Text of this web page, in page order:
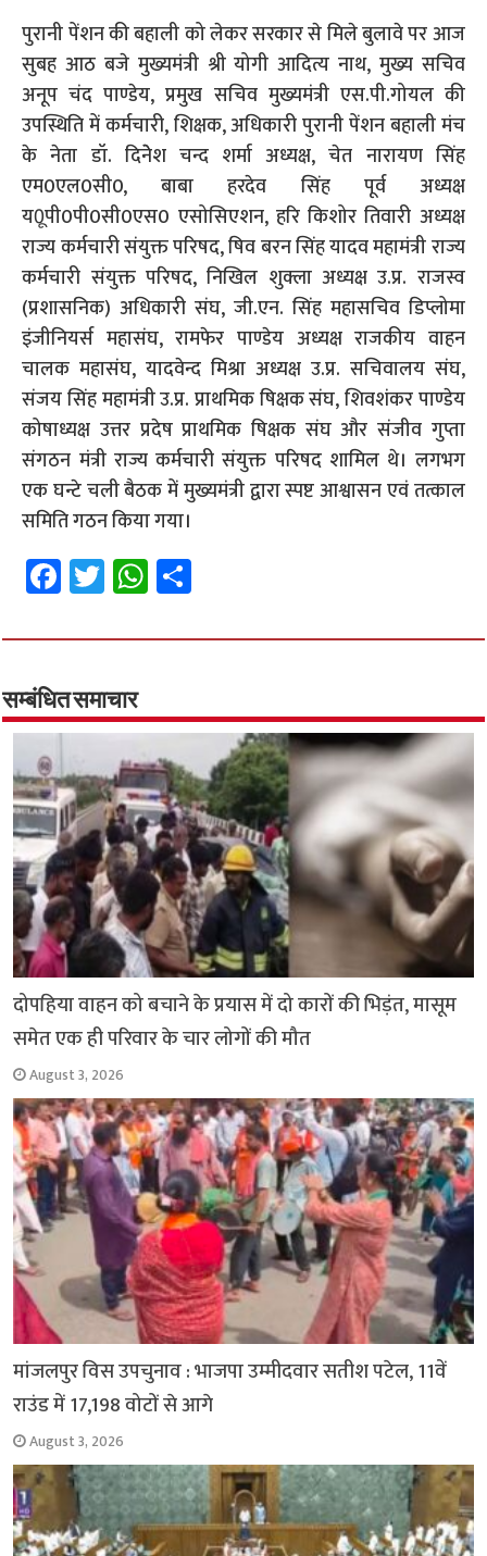
पुरानी पेंशन की बहाली को लेकर सरकार से मिले बुलावे पर आज
सुबह आठ बजे मुख्यमंत्री श्री योगी आदित्य नाथ, मुख्य सचिव
अनूप चंद पाण्डेय, प्रमुख सचिव मुख्यमंत्री एस.पी.गोयल की
उपस्थिति में कर्मचारी, शिक्षक, अधिकारी पुरानी पेंशन बहाली मंच
के नेता डॉ. दिनेेश चन्द शर्मा अध्यक्ष, चेत नारायण सिंह
एम0एल0सी0, बाबा हरदेव सिंह पूर्व अध्यक्ष
य0ूपी0पी0सी0एस0 एसोसिएशन, हरि किशोर तिवारी अध्यक्ष
राज्य कर्मचारी संयुक्त परिषद, षिव बरन सिंह यादव महामंत्री राज्य
कर्मचारी संयुक्त परिषद, निखिल शुक्ला अध्यक्ष उ.प्र. राजस्व
(प्रशासनिक) अधिकारी संघ, जी.एन. सिंह महासचिव डिप्लोमा
इंजीनियर्स महासंघ, रामफेर पाण्डेय अध्यक्ष राजकीय वाहन
चालक महासंघ, यादवेन्द मिश्रा अध्यक्ष उ.प्र. सचिवालय संघ,
संजय सिंह महामंत्री उ.प्र. प्राथमिक षिक्षक संघ, शिवशंकर पाण्डेय
कोषाध्यक्ष उत्तर प्रदेष प्राथमिक षिक्षक संघ और संजीव गुप्ता
संगठन मंत्री राज्य कर्मचारी संयुक्त परिषद शामिल थे। लगभग
एक घन्टे चली बैठक में मुख्यमंत्री द्वारा स्पष्ट आश्वासन एवं तत्काल
समिति गठन किया गया।
Fa
ce
b
o
o
k
T
wi
tt
er
W
h
at
p
p
ar
सम्बंधित समाचार
दोपहिया वाहन को बचाने के प्रयास में दो कारों की भिड़ंत, मासूम
समेत एक ही परिवार के चार लोगों की मौत
August 3, 2026
मांजलपुर विस उपचुनाव : भाजपा उम्मीदवार सतीश पटेल, 11वें
राउंड में 17,198 वोटों से आगे
August 3, 2026